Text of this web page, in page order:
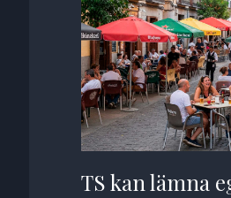
TS kan lämna